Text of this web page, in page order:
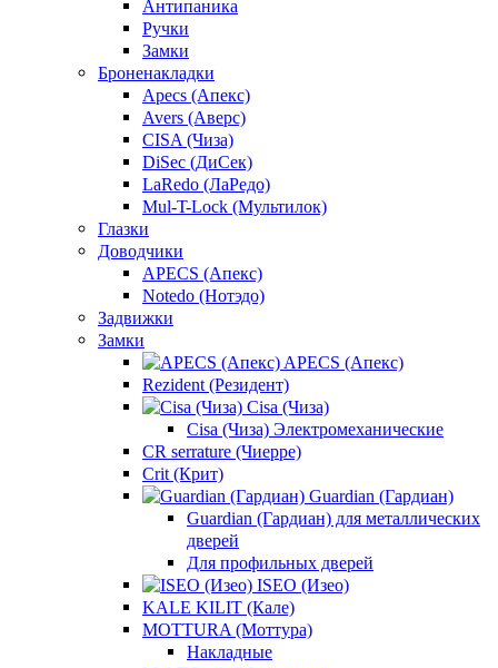
Антипаника
Ручки
Замки
Броненакладки
Apecs (Апекс)
Avers (Аверс)
CISA (Чиза)
DiSec (ДиСек)
LaRedo (ЛаРедо)
Mul-T-Lock (Мультилок)
Глазки
Доводчики
APECS (Апекс)
Notedo (Нотэдо)
Задвижки
Замки
APECS (Апекс)
Rezident (Резидент)
Cisa (Чиза)
Cisa (Чиза) Электромеханические
CR serrature (Чиерре)
Crit (Крит)
Guardian (Гардиан)
Guardian (Гардиан) для металлических
дверей
Для профильных дверей
ISEO (Изео)
KALE KILIT (Кале)
MOTTURA (Моттура)
Накладные